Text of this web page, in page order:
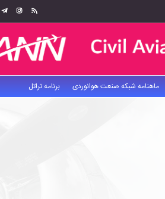
ماهنامه شبکه صنعت هوانوردی برنامه تراتل